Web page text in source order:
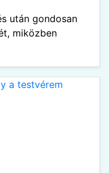
után gondosan
miközben